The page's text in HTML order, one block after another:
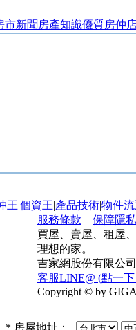
市新聞 房產知識優質房仲
王|個資王|產品技術|物件
服務條款
保障隱
買屋、賣屋、租屋
理想的家。
吉家網股份有限公
客服LINE@ (點一
Copyright © by